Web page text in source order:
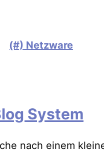
(#) Netzware
System
nach einem